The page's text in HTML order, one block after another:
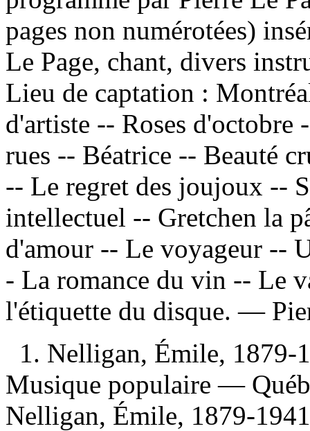
pages non numérotées)
Le Page, chant, divers
Lieu de captation :
d'artiste -- Roses
rues -- Béatrice -- Beauté
-- Le regret des joujoux --
intellectuel -- Gretchen la
d'amour -- Le voyageur --
- La romance du vin -- Le
l'étiquette du disque. —
1. Nelligan, Émile,
Musique populaire —
Nelligan, Émile, 1879-